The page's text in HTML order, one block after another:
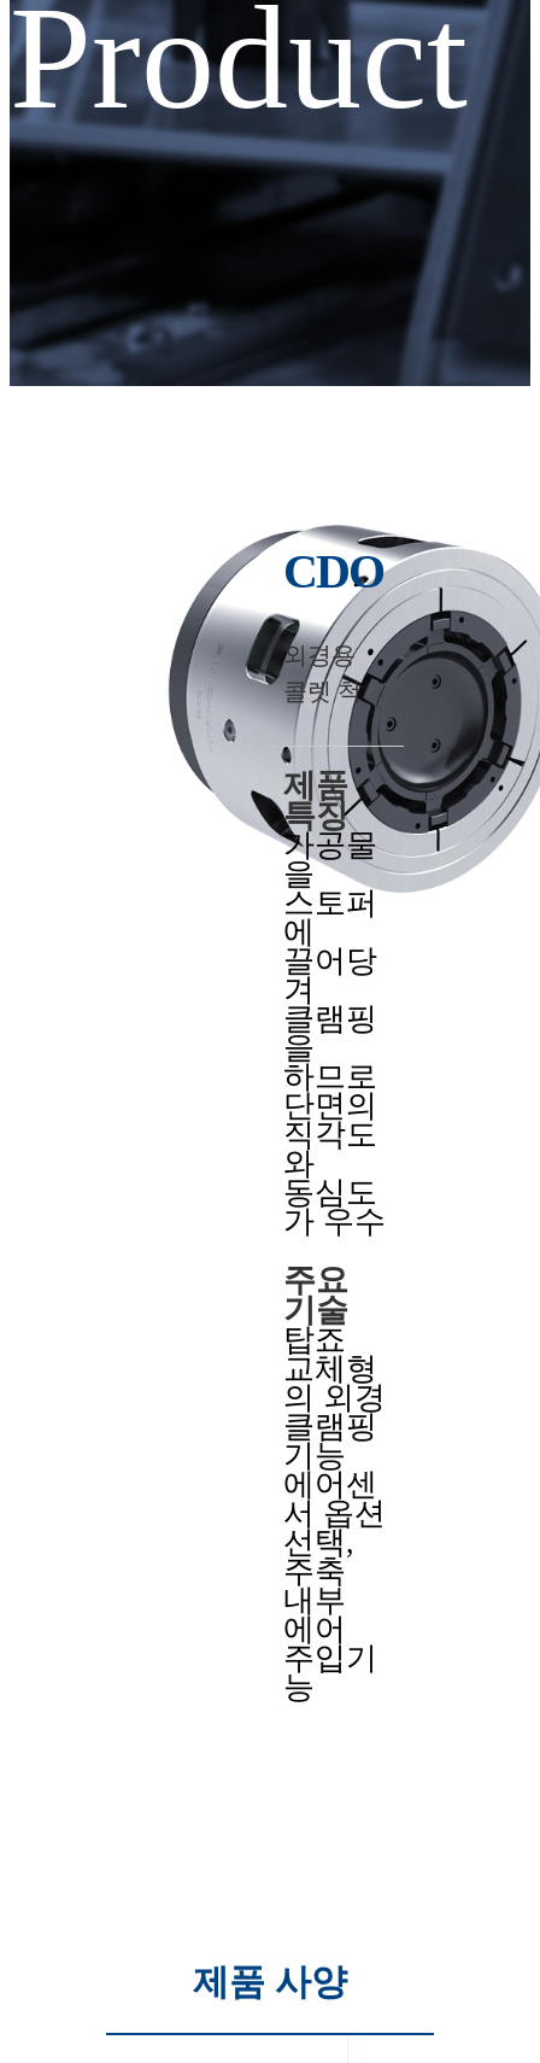
Product
CDO
외경용
콜렛 척
제품
특징
가공물
을
스토퍼
에
끌어당
겨
클램핑
을
하므로
단면의
직각도
와
동심도
가 우수
주요
기술
탑죠
교체형
의 외경
클램핑
기능
에어센
서 옵션
선택,
주축
내부
에어
주입기
능
제품 사양